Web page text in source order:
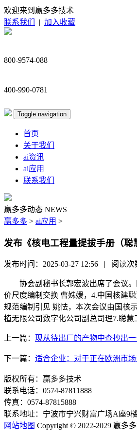
欢迎来到赢多多技术
联系我们
| 加入收藏
800-9574-088
400-990-0781
Toggle navigation
首页
关于我们
ai资讯
ai应用
联系我们
赢多多动态 NEWS
赢多多 > ai应用 >
发布《核电工程量提拔手册（聪
发布时间：2025-03-27 12:56 | 阅读次
协会副秘书长郭宏波出席了会议。
价尺度编制交换 曹姝媛，4.中国核建
规范编制引见 姚怯，本次会议由国核
植无限公司数字化公司副总司理7.聪
上一篇： 现从待出厂的产物中查抄出
下一篇： 适合企业：对于正在欧洲市
版权所有：赢多多技术
联系电话：0574-87811888
传真：0574-87815888
联系地址：宁波市宁兴财富广场A座9
网站地图 Copyright © 2022-2029 赢多